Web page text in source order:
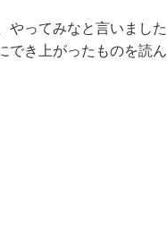
やってみなと言いまし
でき上がったものを読